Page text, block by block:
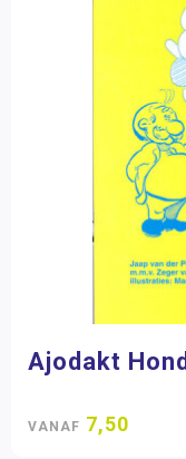
Kunstzinnige
Ajodakt
VANAF 7,50